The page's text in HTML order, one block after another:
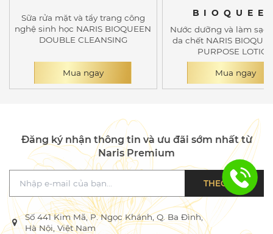
Sữa rửa mặt và tẩy trang công
nghệ sinh học NARIS BIOQUEEN
DOUBLE CLEANSING
Mua ngay
Nước dưỡng và làm
da chết NARIS
PURPOSE
Mua ngay
Đăng ký nhận thông tin và ưu đãi sớm nhất từ
Naris Premium
THEO DÕI
Số 441 Kim Mã, P. Ngọc Khánh, Q. Ba Đình,
Hà Nội, Việt Nam